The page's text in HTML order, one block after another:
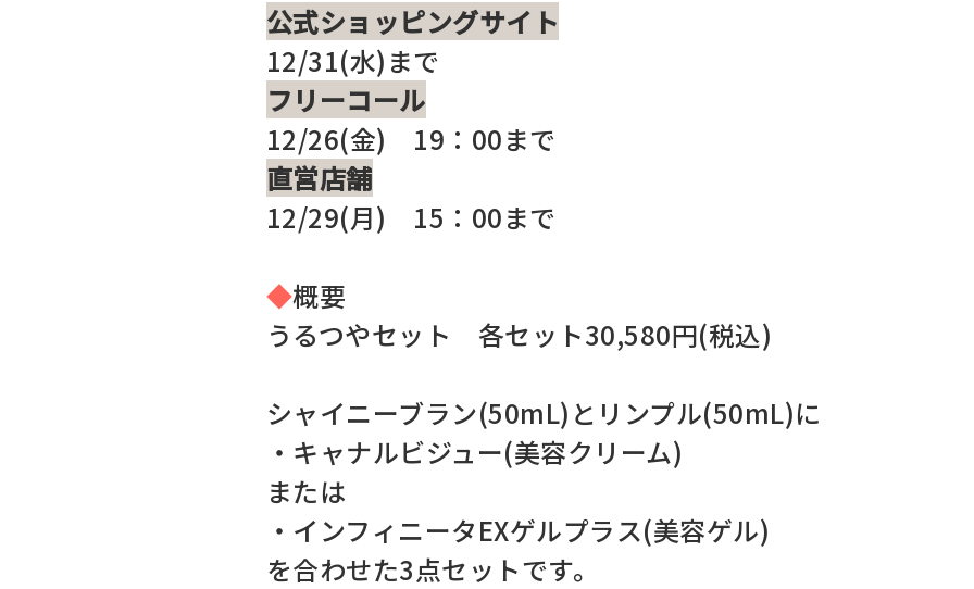
公式ショッピングサイト
12/31(水)まで
フリーコール
12/26(金) 19：00まで
直営店舗
12/29(月) 15：00まで
◆概要
うるつやセット 各セット30,580円(税込)
シャイニーブラン(50mL)とリンプル(50mL)に
・キャナルビジュー(美容クリーム)
または
・インフィニータEXゲルプラス(美容ゲル)
を合わせた3点セットです。